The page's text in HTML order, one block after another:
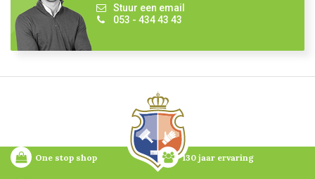
Stuur een email
053 - 434 43 43
One stop shop 130 jaar ervaring